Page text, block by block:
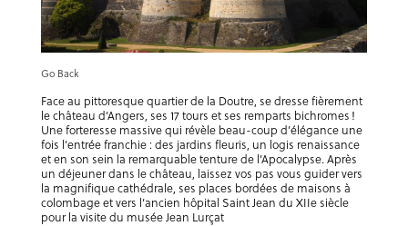
Go Back
Face au pittoresque quartier de la Doutre, se dresse fièrement
le château d’Angers, ses 17 tours et ses remparts bichromes !
Une forteresse massive qui révèle beau-coup d’élégance une
fois l’entrée franchie : des jardins fleuris, un logis renaissance
et en son sein la remarquable tenture de l’Apocalypse. Après
un déjeuner dans le château, laissez vos pas vous guider vers
la magnifique cathédrale, ses places bordées de maisons à
colombage et vers l’ancien hôpital Saint Jean du XIIe siècle
pour la visite du musée Jean Lurçat